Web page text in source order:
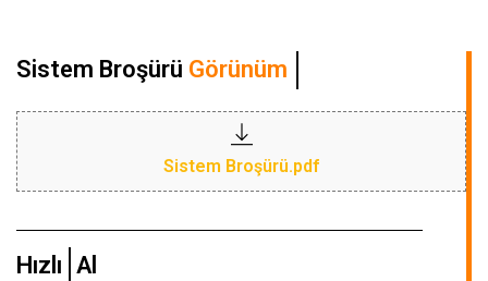
Sistem Broşürü Görünüm
Sistem Broşürü.pdf
Hızlı Teklif